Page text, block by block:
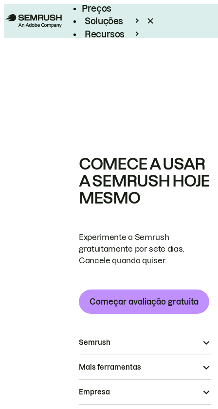
Preços
Soluções
Recursos
COMECE A USAR
A SEMRUSH HOJE
MESMO
Experimente a Semrush
gratuitamente por sete dias.
Cancele quando quiser.
Começar avaliação gratuita
Semrush
Mais ferramentas
Empresa